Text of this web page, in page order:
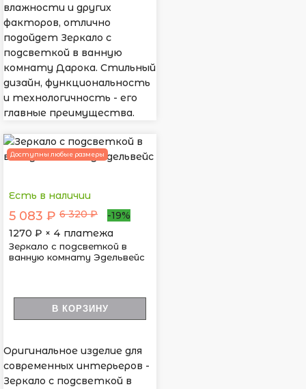
влажности и других
факторов, отлично
подойдет Зеркало с
подсветкой в ванную
комнату Дарока. Стильный
дизайн, функциональность
и технологичность - его
главные преимущества.
Доступны любые размеры
Есть в наличии
5 083 ₽ 6 320 ₽
-19%
1270 ₽ × 4 платежа
Зеркало с подсветкой в
ванную комнату Эдельвейс
В КОРЗИНУ
Оригинальное изделие для
современных интерьеров -
Зеркало с подсветкой в